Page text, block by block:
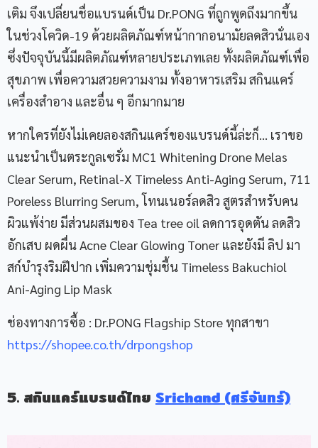
เติม จึงเปลี่ยนชื่อแบรนด์เป็น Dr.PONG ที่ถูกพูดถึงมากขึ้น
ในช่วงโควิด-19 ด้วยผลิตภัณฑ์หน้ากากอนามัยลดสิวนั่นเอง
ซึ่งปัจจุบันนี้มีผลิตภัณฑ์หลายประเภทเลย ทั้งผลิตภัณฑ์เพื่อ
สุขภาพ เพื่อความสวยความงาม ทั้งอาหารเสริม สกินแคร์
เครื่องสำอาง และอื่น ๆ อีกมากมาย
หากใครที่ยังไม่เคยลองสกินแคร์ของแบรนด์นี้ล่ะก็… เราขอ
แนะนำเป็นตระกูลเซรั่ม MC1 Whitening Drone Melas
Clear Serum, Retinal-X Timeless Anti-Aging Serum, 711
Poreless Blurring Serum, โทนเนอร์ลดสิว สูตรสำหรับคน
ผิวแพ้ง่าย มีส่วนผสมของ Tea tree oil ลดการอุดตัน ลดสิว
อักเสบ ผดผื่น Acne Clear Glowing Toner และยังมี ลิป มา
สก์บำรุงริมฝีปาก เพิ่มความชุ่มชื้น Timeless Bakuchiol
Ani-Aging Lip Mask
ช่องทางการซื้อ : Dr.PONG Flagship Store ทุกสาขา
https://shopee.co.th/drpongshop
5. สกินแคร์แบรนด์ไทย Srichand (ศรีจันทร์)